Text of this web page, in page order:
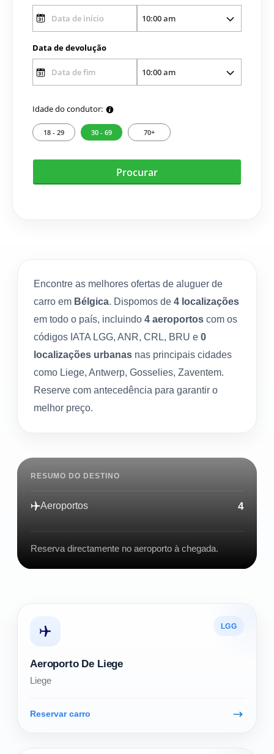
Data de devolução
Idade do condutor:
18 - 29 30 - 69 70+
Procurar
Encontre as melhores ofertas de aluguer de
carro em Bélgica. Dispomos de 4 localizações
em todo o país, incluindo 4 aeroportoscom os
códigos IATA LGG, ANR, CRL, BRU e 0
localizações urbanasnas principais cidades
como Liege, Antwerp, Gosselies, Zaventem.
Reserve com antecedência para garantir o
melhor preço.
RESUMO DO DESTINO
Aeroportos 4
Reserva directamente no aeroporto à chegada.
LGG
Aeroporto De Liege
Liege
Reservar carro